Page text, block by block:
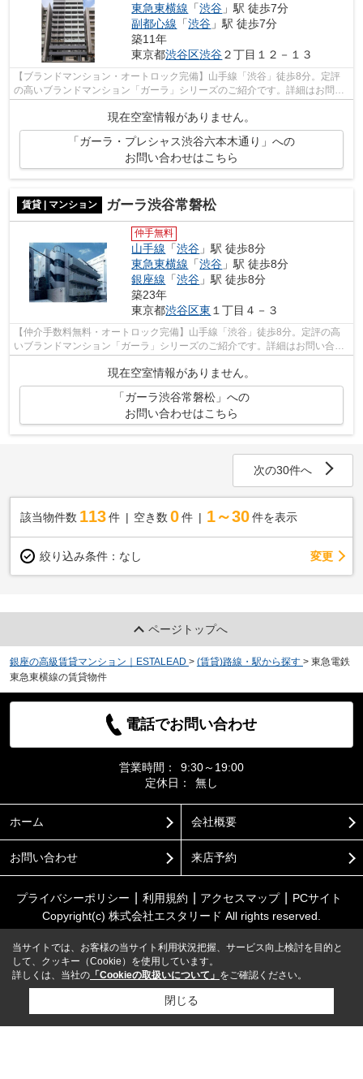
東急東横線 「渋谷 」駅 徒歩7分
副都心線 「渋谷 」駅 徒歩7分
築11年
東京都渋谷区渋谷２丁目１２－１３
【ブランドマンション・オートロック完備】山手線「渋谷」徒歩8分。定評
の高いブランドマンション「ガーラ」シリーズのご紹介です。詳細はお問い
現在空室情報がありません。
「ガーラ・プレシャス渋谷六本木通り」への
お問い合わせはこちら
賃貸 | マンション ガーラ渋谷常磐松
仲手無料
山手線 「渋谷 」駅 徒歩8分
東急東横線 「渋谷 」駅 徒歩8分
銀座線 「渋谷 」駅 徒歩8分
築23年
東京都渋谷区東 １丁目４－３
【仲介手数料無料・オートロック完備】山手線「渋谷」徒歩8分。定評の高
いブランドマンション「ガーラ」シリーズのご紹介です。詳細はお問い合わ
現在空室情報がありません。
「ガーラ渋谷常磐松」への
お問い合わせはこちら
次の30件へ
該当物件数 113件 空き数 0 件 1～30 件を表示
絞り込み条件： なし 変更
ページトップへ
銀座の高級賃貸マンション｜ESTALEAD > (賃貸)路線・駅から探す > 東急電鉄
東急東横線の賃貸物件
電話でお問い合わせ
営業時間：
9:30～19:00
定休日：
無し
ホーム 会社概要
お問い合わせ 来店予約
プライバシーポリシー 利用規約 アクセスマップ
PCサイト
Copyright(c) 株式会社エスタリード All rights reserved.
当サイトでは、お客様の当サイト利用状況把握、サービス向上検討を目的と
して、クッキー（Cookie）を使用しています。
詳しくは、当社の 「Cookieの取扱いについて」 をご確認ください。
閉じる